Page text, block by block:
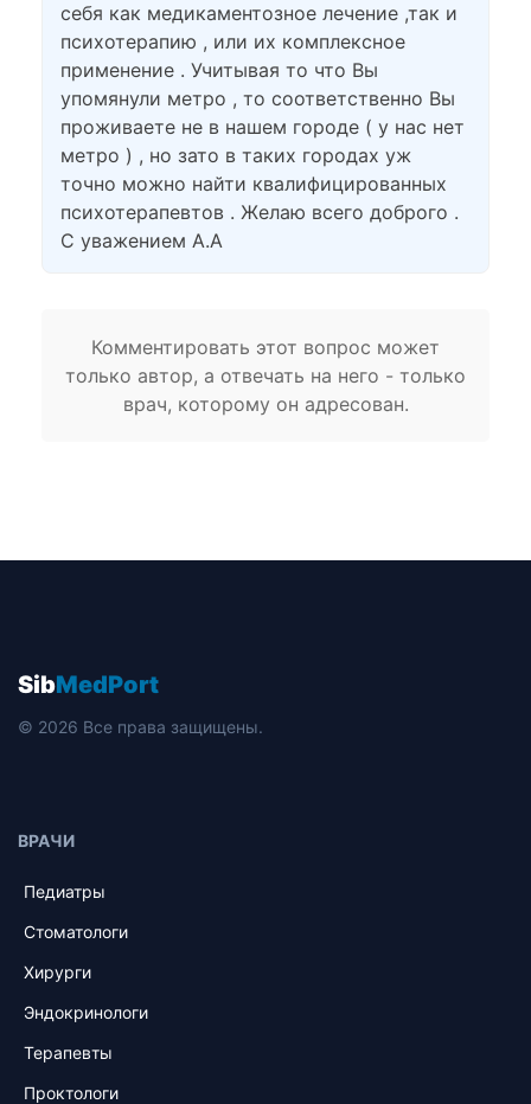
себя как медикаментозное лечение ,так и
психотерапию , или их комплексное
применение . Учитывая то что Вы
упомянули метро , то соответственно Вы
проживаете не в нашем городе ( у нас нет
метро ) , но зато в таких городах уж
точно можно найти квалифицированных
психотерапевтов . Желаю всего доброго .
С уважением А.А
Комментировать этот вопрос может
только автор, а отвечать на него - только
врач, которому он адресован.
SibMedPort
© 2026 Все права защищены.
ВРАЧИ
Педиатры
Стоматологи
Хирурги
Эндокринологи
Терапевты
Проктологи